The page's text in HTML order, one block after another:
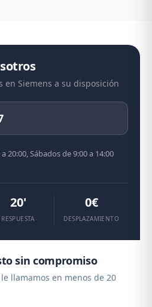
en Siemens a su disposición
20:00, Sábados de 9:00 a 14:00
20'
RESPUESTA
0€
DESPLAZAMIENTO
sin compromiso
llamamos en menos de 20